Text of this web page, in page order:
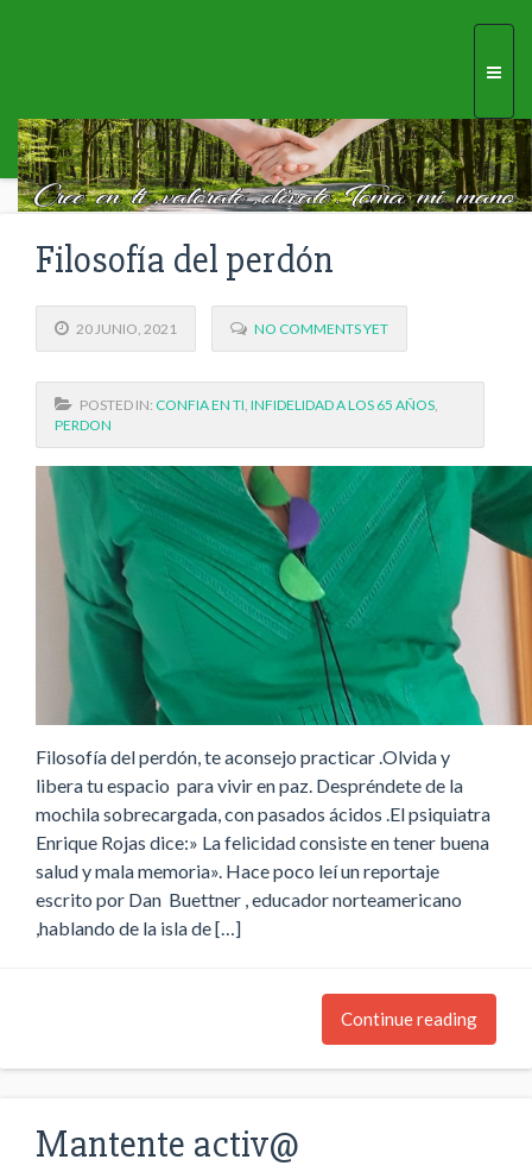
Filosofía del perdón
20 JUNIO, 2021 NO COMMENTS YET
POSTED IN: CONFIA EN TI INFIDELIDAD A LOS 65 AÑOS
PERDON
Filosofía del perdón, te aconsejo practicar .Olvida y
libera tu espacio para vivir en paz. Despréndete de la
mochila sobrecargada, con pasados ácidos .El psiquiatra
Enrique Rojas dice:» La felicidad consiste en tener buena
salud y mala memoria». Hace poco leí un reportaje
escrito por Dan Buettner , educador norteamericano
,hablando de la isla de […]
Continue reading
Mantente activ@